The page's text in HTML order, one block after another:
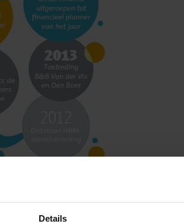
Details